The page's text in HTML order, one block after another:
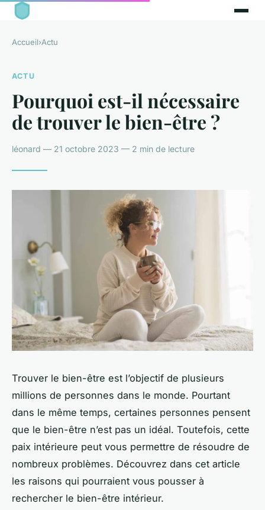
Accueil›Actu
ACTU
Pourquoi est-il nécessaire
de trouver le bien-être ?
léonard — 21 octobre 2023 — 2 min de lecture
Trouver le bien-être est l’objectif de plusieurs
millions de personnes dans le monde. Pourtant
dans le même temps, certaines personnes pensent
que le bien-être n’est pas un idéal. Toutefois, cette
paix intérieure peut vous permettre de résoudre de
nombreux problèmes. Découvrez dans cet article
les raisons qui pourraient vous pousser à
rechercher le bien-être intérieur.